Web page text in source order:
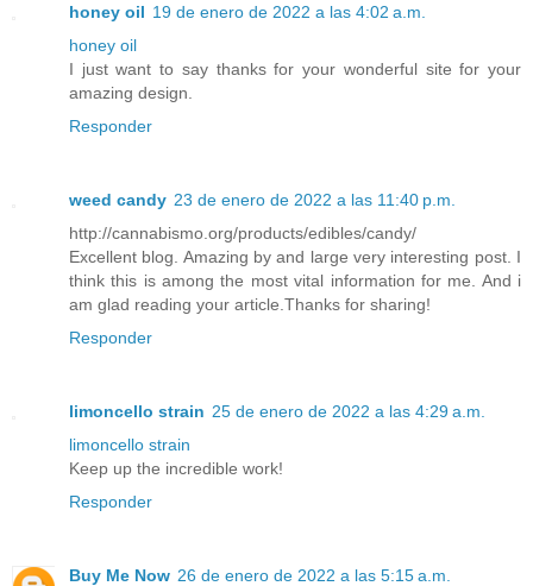
honey oil 19 de enero de 2022 a las 4:02 a.m.
honey oil
I just want to say thanks for your wonderful site for your
amazing design.
Responder
weed candy 23 de enero de 2022 a las 11:40 p.m.
http://cannabismo.org/products/edibles/candy/
Excellent blog. Amazing by and large very interesting post. I
think this is among the most vital information for me. And i
am glad reading your article.Thanks for sharing!
Responder
limoncello strain 25 de enero de 2022 a las 4:29 a.m.
limoncello strain
Keep up the incredible work!
Responder
Buy Me Now 26 de enero de 2022 a las 5:15 a.m.